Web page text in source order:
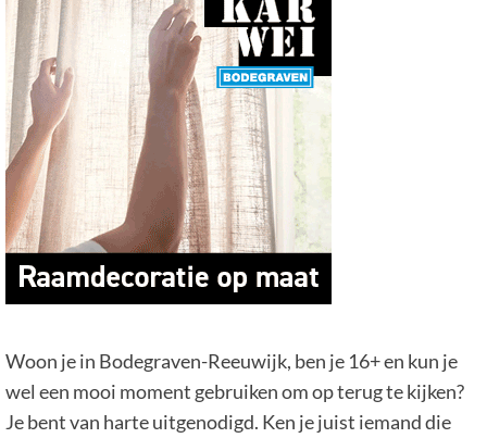
Woon je in Bodegraven-Reeuwijk, ben je 16+ en kun je
wel een mooi moment gebruiken om op terug te kijken?
Je bent van harte uitgenodigd. Ken je juist iemand die